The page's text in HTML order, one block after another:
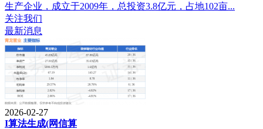
生产企业，成立于2009年，总投资3.8亿元，占地102亩...
关注我们
最新消息
2026-02-27
I算法生成(网信算